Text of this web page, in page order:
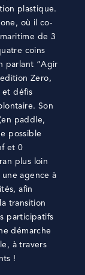
plastique.
où il co-
de 3
coins
parlant “Agir
Zero,
et défis
Son
paddle,
possible
et 0
plus loin
agence à
afin
transition
participatifs
démarche
à travers
!